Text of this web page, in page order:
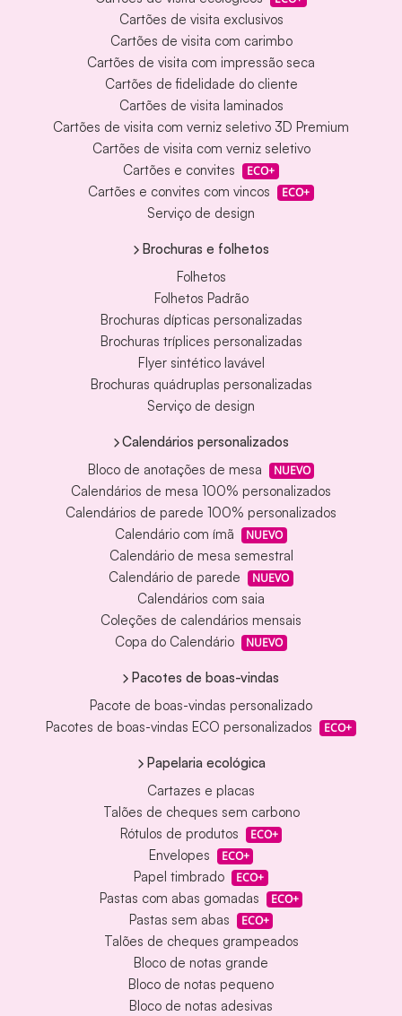
Cartões de visita exclusivos
Cartões de visita com carimbo
Cartões de visita com impressão seca
Cartões de fidelidade do cliente
Cartões de visita laminados
Cartões de visita com verniz seletivo 3D Premium
Cartões de visita com verniz seletivo
Cartões e convites
ECO+
Cartões e convites com vincos ECO+
Serviço de design
Brochuras e folhetos
Folhetos
Folhetos Padrão
Brochuras dípticas personalizadas
Brochuras tríplices personalizadas
Flyer sintético lavável
Brochuras quádruplas personalizadas
Serviço de design
Calendários personalizados
Bloco de anotações de mesa
NUEVO
Calendários de mesa 100% personalizados
Calendários de parede 100% personalizados
Calendário com ímã
NUEVO
Calendário de mesa semestral
Calendário de parede
NUEVO
Calendários com saia
Coleções de calendários mensais
Copa do Calendário
NUEVO
Pacotes de boas-vindas
Pacote de boas-vindas personalizado
Pacotes de boas-vindas ECO personalizados
ECO+
Papelaria ecológica
Cartazes e placas
Talões de cheques sem carbono
Rótulos de produtos
ECO+
Envelopes ECO+
Papel timbrado ECO+
Pastas com abas gomadas ECO+
Pastas sem abas ECO+
Talões de cheques grampeados
Bloco de notas grande
Bloco de notas pequeno
Bloco de notas adesivas